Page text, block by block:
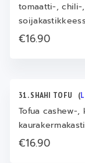
tomaatti-, chili-
€16.90
31. SHAHI TOFU (L
Tofua cashew-
€16.90